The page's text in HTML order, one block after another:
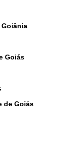
Goiânia
Goiás
de Goiás